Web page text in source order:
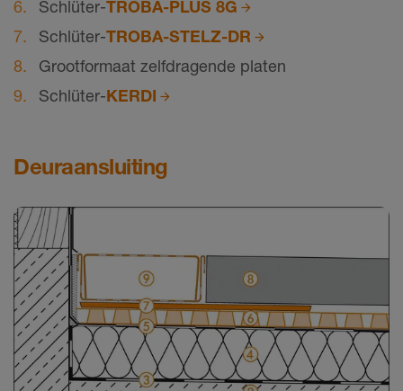
Schlüter-TROBA-PLUS 8G
Schlüter-TROBA-STELZ-DR
Grootformaat zelfdragende platen
Schlüter-KERDI
Deuraansluiting